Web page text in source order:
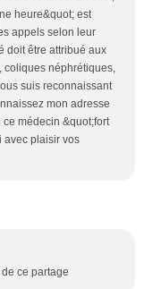
heure&quot; est
appels selon leur
doit être attribué aux
néphrétiques,
suis reconnaissant
mon adresse
médecin &quot;fort
avec plaisir vos
ce partage